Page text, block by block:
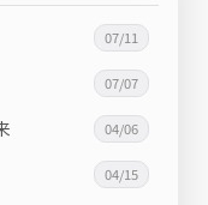
07/11
07/07
04/06
04/15